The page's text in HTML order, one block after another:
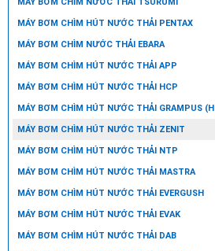
MÁY BƠM CHÌM NƯỚC THẢI TSURUMI
MÁY BƠM CHÌM HÚT NƯỚC THẢI PENTAX
MÁY BƠM CHÌM NƯỚC THẢI EBARA
MÁY BƠM CHÌM HÚT NƯỚC THẢI APP
MÁY BƠM CHÌM HÚT NƯỚC THẢI HCP
MÁY BƠM CHÌM HÚT NƯỚC THẢI GRAMPUS
MÁY BƠM CHÌM HÚT NƯỚC THẢI ZENIT
MÁY BƠM CHÌM HÚT NƯỚC THẢI NTP
MÁY BƠM CHÌM HÚT NƯỚC THẢI MASTRA
MÁY BƠM CHÌM HÚT NƯỚC THẢI EVERGUSH
MÁY BƠM CHÌM HÚT NƯỚC THẢI EVAK
MÁY BƠM CHÌM HÚT NƯỚC THẢI DAB